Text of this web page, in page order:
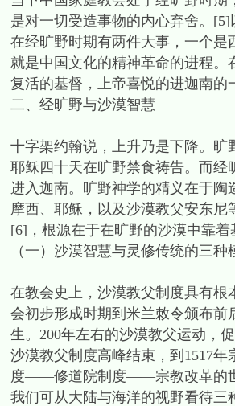
是对一切受造事物的内心弃舍。
在经旷野时期有两件大事，一个
就是中国文化的精神革命的进程
复活的基督，上帝喜悦的进迦南的
二、经旷野与沙漠智慧
十字架约翰说，上升乃是下降。
耶稣四十天在旷野禁食祷告。而
进入迦南。旷野神学的精义在于陶
摩西、耶稣，以及沙漠教父安东
[6]，根源在于在旷野的沙漠中靠
（一）沙漠智慧与灵修传统的三
在教会史上，沙漠教父制度具有
会初步形成时期到米兰敕令颁布前
生。200年左右的沙漠教父运动，
沙漠教父制度高峰结束，到1517
度——修道院制度——宗教改革的世
我们可从大陆与海洋的视野看待